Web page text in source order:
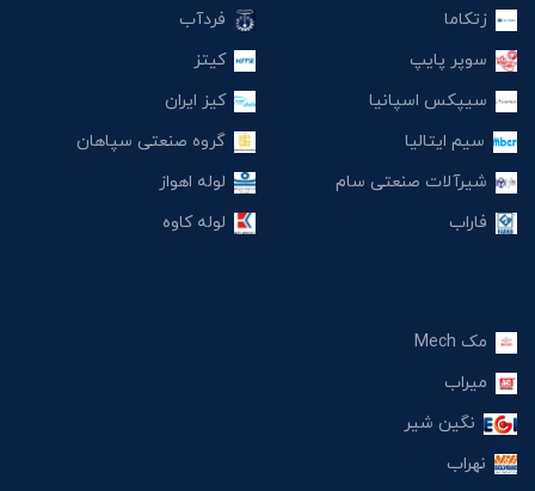
زتکاما
سوپر پایپ
سیپکس اسپانیا
سیم ایتالیا
شیرآلات صنعتی سام
فاراب
فردآب
کیتز
کیز ایران
گروه صنعتی سپاهان
لوله اهواز
لوله کاوه
مک Mech
میراب
نگین شیر
نهراب